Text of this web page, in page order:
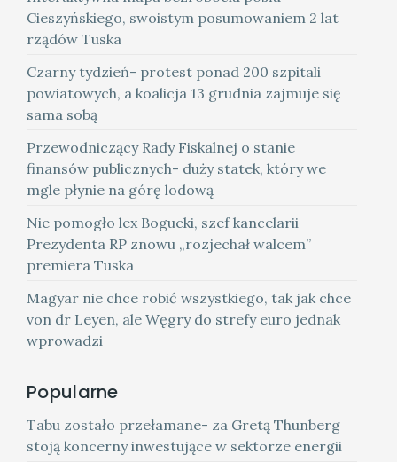
Cieszyńskiego, swoistym posumowaniem 2 lat
rządów Tuska
Czarny tydzień- protest ponad 200 szpitali
powiatowych, a koalicja 13 grudnia zajmuje się
sama sobą
Przewodniczący Rady Fiskalnej o stanie
finansów publicznych- duży statek, który we
mgle płynie na górę lodową
Nie pomogło lex Bogucki, szef kancelarii
Prezydenta RP znowu „rozjechał walcem”
premiera Tuska
Magyar nie chce robić wszystkiego, tak jak chce
von dr Leyen, ale Węgry do strefy euro jednak
wprowadzi
Popularne
Tabu zostało przełamane- za Gretą Thunberg
stoją koncerny inwestujące w sektorze energii